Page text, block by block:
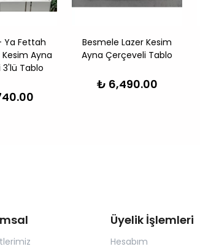
Ya Fettah
Ayna
Tablo
Besmele Lazer Kesim
Ayna Çerçeveli Tablo
₺ 6,490.00
Üyelik İşlemleri
Hesabım